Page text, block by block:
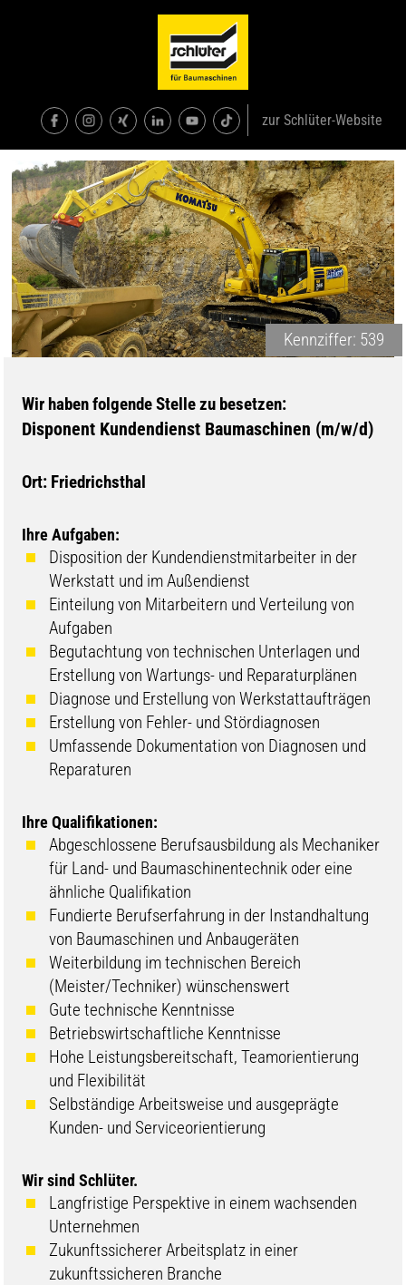
zur Schlüter-Website
Kennziffer: 539
Wir haben folgende Stelle zu besetzen:
Disponent Kundendienst Baumaschinen (m/w/d)
Ort: Friedrichsthal
Ihre Aufgaben:
Disposition der Kundendienstmitarbeiter in der
Werkstatt und im Außendienst
Einteilung von Mitarbeitern und Verteilung von
Aufgaben
Begutachtung von technischen Unterlagen und
Erstellung von Wartungs- und Reparaturplänen
Diagnose und Erstellung von Werkstattaufträgen
Erstellung von Fehler- und Stördiagnosen
Umfassende Dokumentation von Diagnosen und
Reparaturen
Ihre Qualifikationen:
Abgeschlossene Berufsausbildung als Mechaniker
für Land- und Baumaschinentechnik oder eine
ähnliche Qualifikation
Fundierte Berufserfahrung in der Instandhaltung
von Baumaschinen und Anbaugeräten
Weiterbildung im technischen Bereich
(Meister/Techniker) wünschenswert
Gute technische Kenntnisse
Betriebswirtschaftliche Kenntnisse
Hohe Leistungsbereitschaft, Teamorientierung
und Flexibilität
Selbständige Arbeitsweise und ausgeprägte
Kunden- und Serviceorientierung
Wir sind Schlüter.
Langfristige Perspektive in einem wachsenden
Unternehmen
Zukunftssicherer Arbeitsplatz in einer
zukunftssicheren Branche